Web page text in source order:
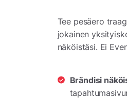
Tee pesäero
jokainen
näköistäsi. Ei
Brändisi